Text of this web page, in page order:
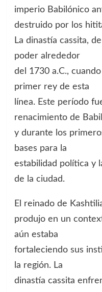
imperio Babilónico
destruido por los
La dinastía cassita,
poder alrededor
del 1730 a.C.,
primer rey de esta
línea. Este período
renacimiento de
y durante los
bases para la
estabilidad política y
de la ciudad.
El reinado de
produjo en un
aún estaba
fortaleciendo sus
la región. La
dinastía cassita